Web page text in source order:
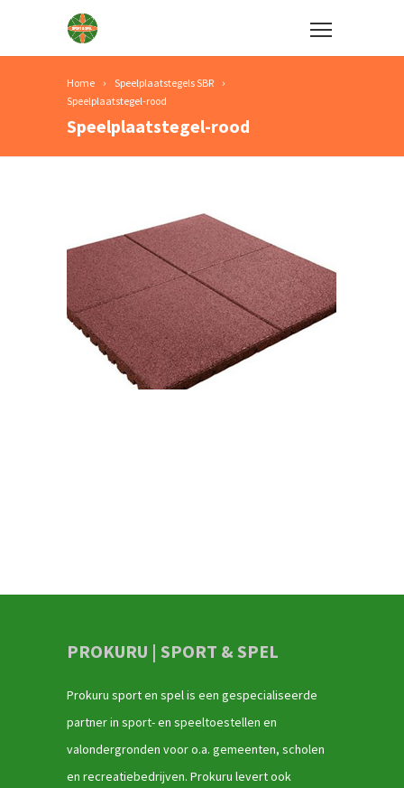
Home
Speelplaatstegels SBR
Speelplaatstegel-rood
Speelplaatstegel-rood
PROKURU | SPORT & SPEL
Prokuru sport en spel is een gespecialiseerde
partner in sport- en speeltoestellen en
valondergronden voor o.a. gemeenten, scholen
en recreatiebedrijven. Prokuru levert ook